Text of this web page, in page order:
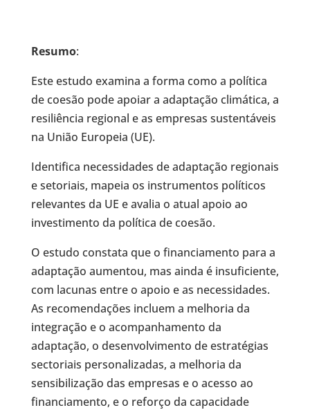
Resumo:
Este estudo examina a forma como a política
de coesão pode apoiar a adaptação climática, a
resiliência regional e as empresas sustentáveis ​​
na União Europeia (UE).
Identifica necessidades de adaptação regionais
e setoriais, mapeia os instrumentos políticos
relevantes da UE e avalia o atual apoio ao
investimento da política de coesão.
O estudo constata que o financiamento para a
adaptação aumentou, mas ainda é insuficiente,
com lacunas entre o apoio e as necessidades.
As recomendações incluem a melhoria da
integração e o acompanhamento da
adaptação, o desenvolvimento de estratégias
sectoriais personalizadas, a melhoria da
sensibilização das empresas e o acesso ao
financiamento, e o reforço da capacidade